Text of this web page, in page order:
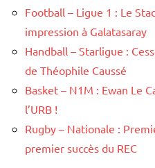
Football – Ligue 1 : Le
impression à Galatasaray
Handball – Starligue :
de Théophile Caussé
Basket – N1M : Ewan Le
l’URB !
Rugby – Nationale :
premier succès du REC